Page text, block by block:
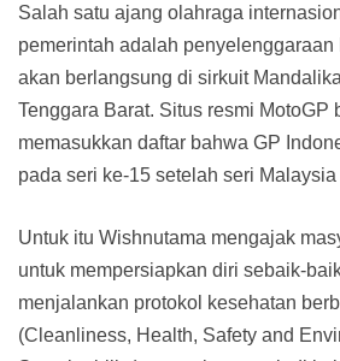
Salah satu ajang olahraga
pemerintah adalah penyelenggaraan
akan berlangsung di sirkuit
Tenggara Barat. Situs resmi MotoGP
memasukkan daftar bahwa GP
pada seri ke-15 setelah seri
Untuk itu Wishnutama mengajak
untuk mempersiapkan diri sebaik-
menjalankan protokol kesehatan
(Cleanliness, Health, Safety and